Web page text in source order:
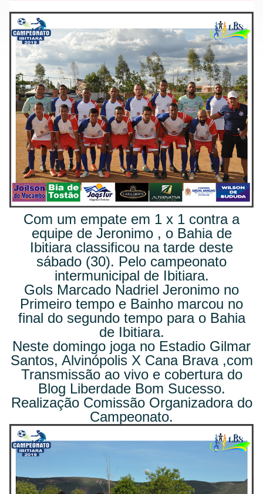
Com um empate em 1 x 1 contra a
equipe de Jeronimo , o Bahia de
Ibitiara classificou na tarde deste
sábado (30). Pelo campeonato
intermunicipal de Ibitiara.
Gols Marcado Nadriel Jeronimo no
Primeiro tempo e Bainho marcou no
final do segundo tempo para o Bahia
de Ibitiara.
Neste domingo joga no Estadio Gilmar
Santos, Alvinópolis X Cana Brava ,com
Transmissão ao vivo e cobertura do
Blog Liberdade Bom Sucesso.
Realização Comissão Organizadora do
Campeonato.